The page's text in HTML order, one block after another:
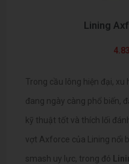
Lining
Trong cầu lông hiện đại,
đang ngày càng phổ biến,
kỹ thuật tốt và thích lối
vợt Axforce của Lining nổi
smash uy lực, trong đó